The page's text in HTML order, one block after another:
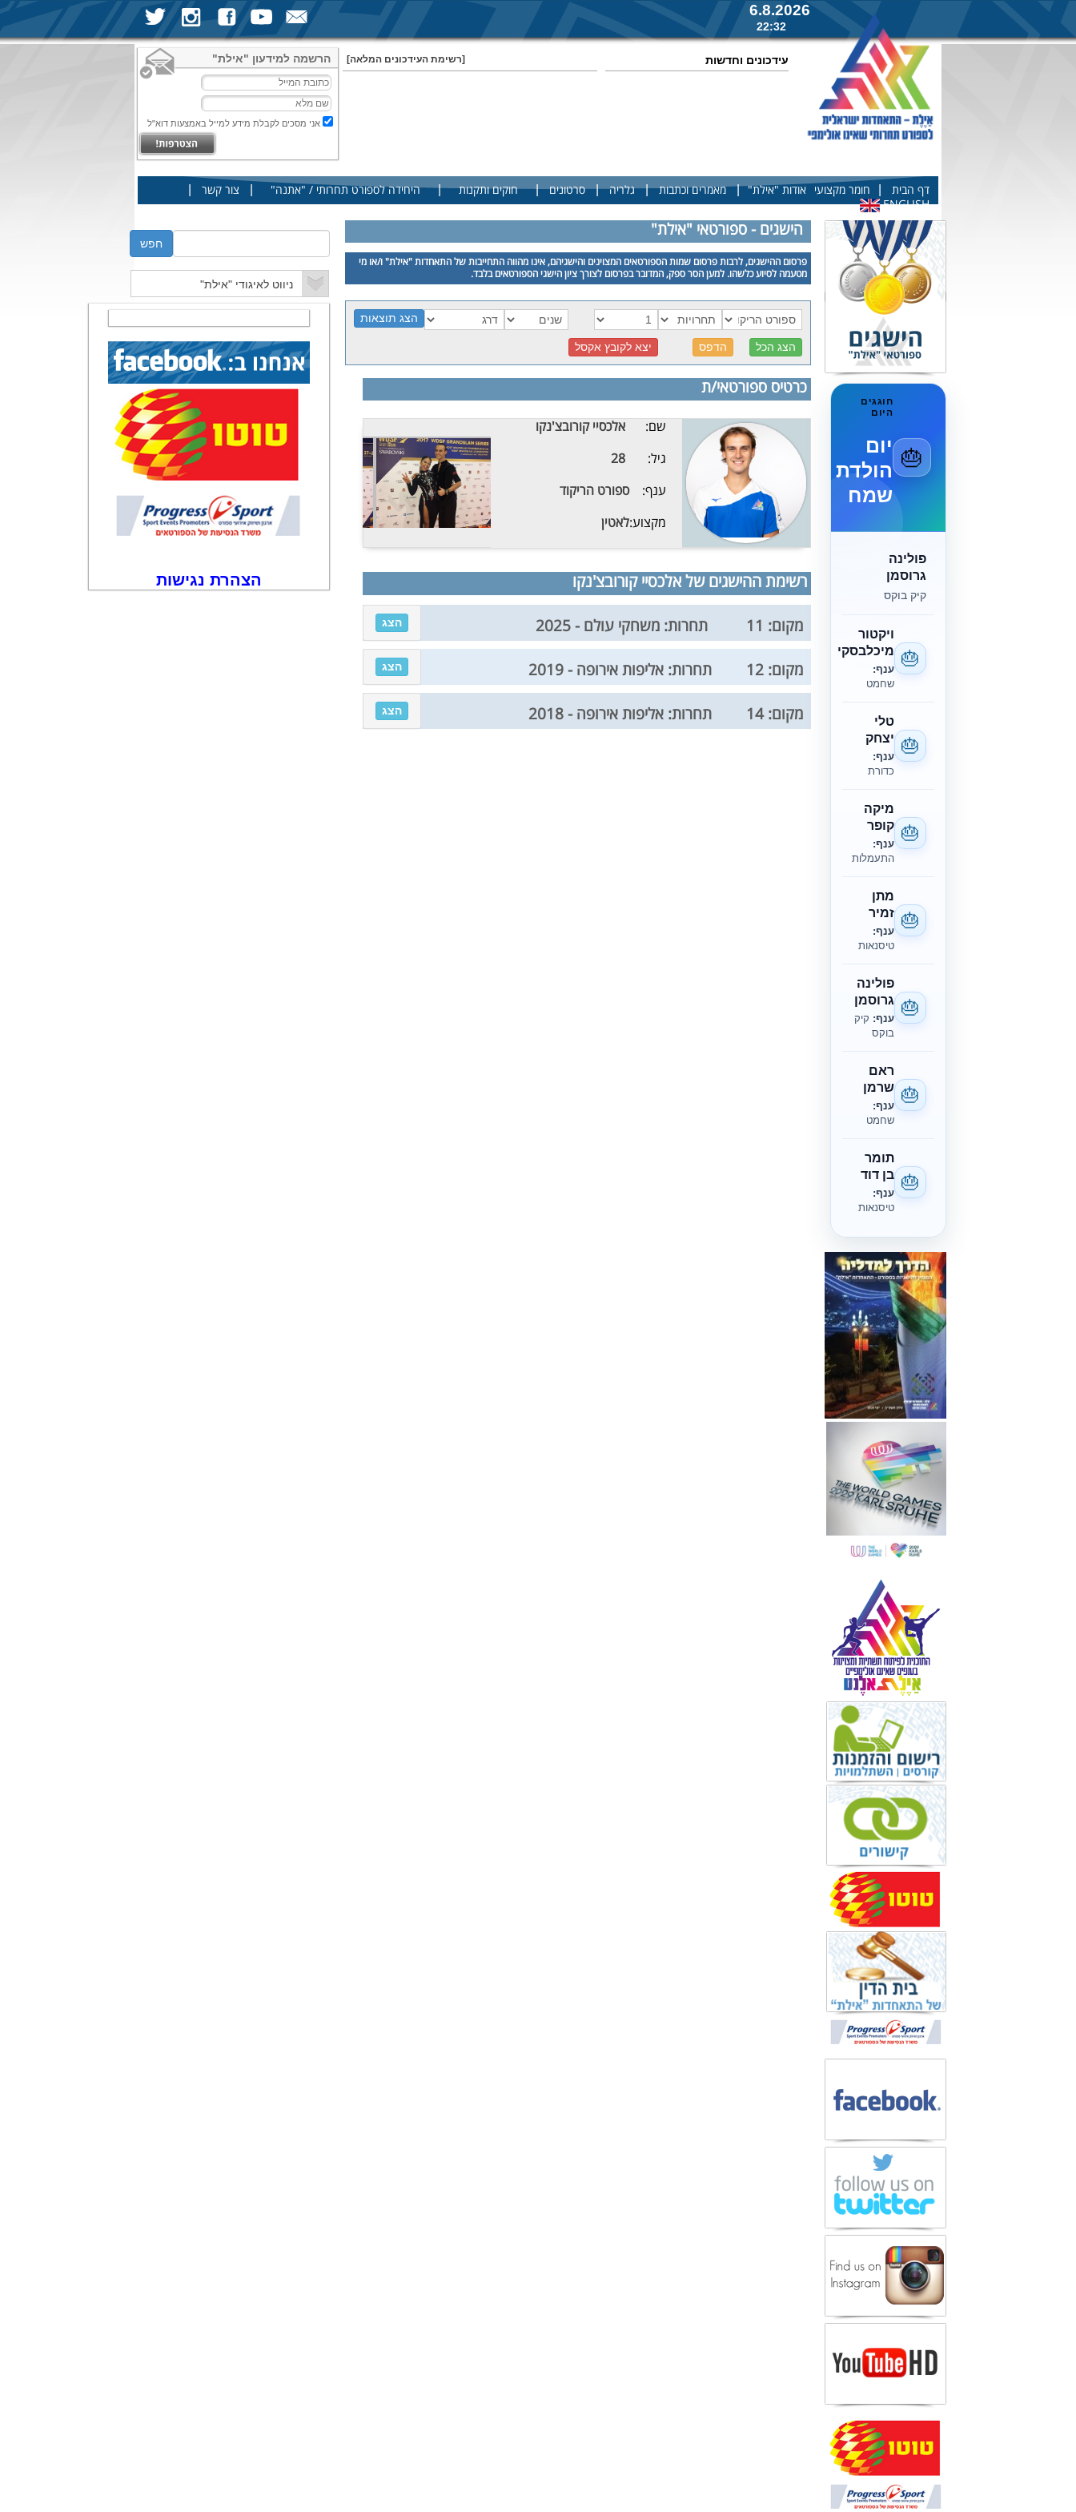
6.8.2026
22:32
הרשמה למידעון "אילת"
אני מסכים לקבלת מידע למייל באמצעות דוא"ל
עידכונים וחדשות [רשימת העידכונים המלאה]
דף הבית חומר מקצועי אודות "אילת" | מאמרים וכתבות | גלריה | סרטונים | חוקים ותקנות | היחידה לספורט תחרותי / "אתנה" צור קשר
ENGLISH
🎂
חוגגים
היום
יום
הולדת
שמח
פולינה
גרוסמן
קיק בוקס
🎂
ויקטור
מיכלבסקי
ענף:
שחמט
🎂
טלי
יצחק
ענף:
כדורת
🎂
מיקה
קופר
ענף:
התעמלות
🎂
מתן
זמיר
ענף:
טיסנאות
🎂
פולינה
גרוסמן
ענף: קיק
בוקס
🎂
ראם
שרמן
ענף:
שחמט
🎂
תומר
בן דוד
ענף:
טיסנאות
הישגים - ספורטאי "אילת"
פרסום ההישגים, לרבות פרסום שמות הספורטאים המצוינים והישגיהם, אינו מהווה התחייבות של התאחדות "אילת" ו/או מי
מטעמה לסיוע כלשהו. למען הסר ספק, המדובר בפרסום לצורך ציון הישגי הספורטאים בלבד.
כרטיס ספורטאי/ת
שם:
אלכסיי קורובצ'נקו
גיל:
28
ענף:
ספורט הריקוד
מקצוע:לאטין
רשימת ההישגים של אלכסיי קורובצ'נקו
מקום: 11 תחרות: משחקי עולם - 2025 הצג
מקום: 12 תחרות: אליפות אירופה - 2019 הצג
מקום: 14 תחרות: אליפות אירופה - 2018 הצג
הצהרת נגישות